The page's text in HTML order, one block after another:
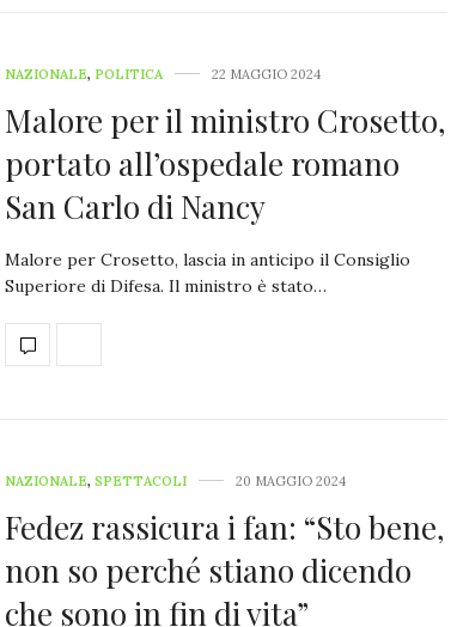
NAZIONALE, POLITICA 22 MAGGIO 2024
Malore per il ministro Crosetto,
portato all’ospedale romano
San Carlo di Nancy
Malore per Crosetto, lascia in anticipo il Consiglio
Superiore di Difesa. Il ministro è stato…
NAZIONALE, SPETTACOLI 20 MAGGIO 2024
Fedez rassicura i fan: “Sto bene,
non so perché stiano dicendo
che sono in fin di vita”